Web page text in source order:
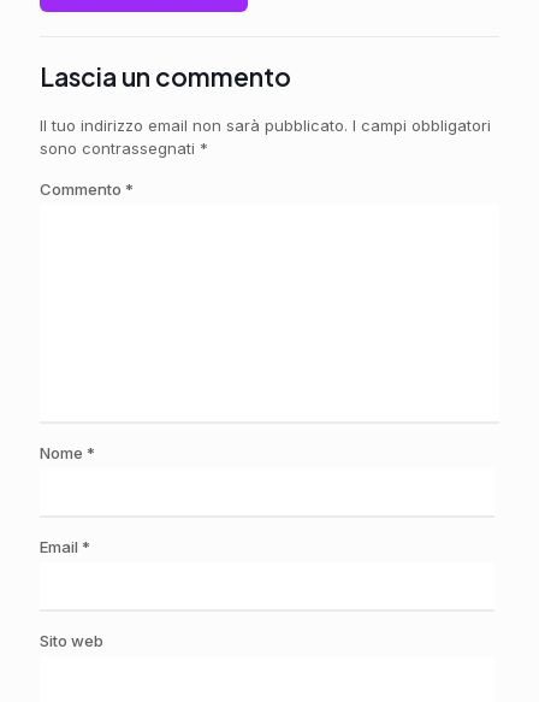
Lascia un commento
Il tuo indirizzo email non sarà pubblicato. I campi obbligatori
sono contrassegnati *
Commento *
Nome *
Email *
Sito web